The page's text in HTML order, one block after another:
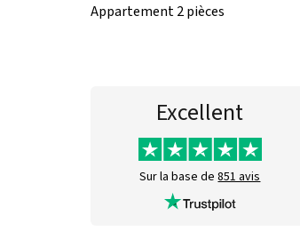
Appartement 2 pièces
Excellent
Sur la base de851 avis